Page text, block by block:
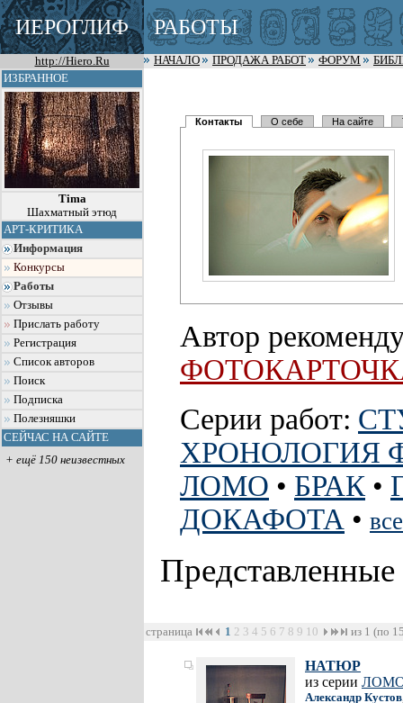
ИЕРОГЛИФ РАБОТЫ
http://Hiero.Ru НАЧАЛО ПРОДАЖА РАБОТ ФОРУМ
ИЗБРАННОЕ
Tima
Шахматный этюд
АРТ-КРИТИКА
Информация
Конкурсы
Работы
Отзывы
Прислать работу
Регистрация
Список авторов
Поиск
Подписка
Полезняшки
СЕЙЧАС НА САЙТЕ
+ ещё 150 неизвестных
Контакты О себе На сайте
Автор
Серии работ:
ХРОНОЛОГИЯ
ЛОМО • БРАК •
ДОКАФОТА •
страница 1 2 3 4 5 6 7 8 9 10 из 1 (по
НАТЮР
из серии
Александр Кустов